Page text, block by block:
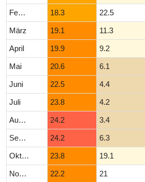
Februar 18.3 22.5
März 19.1 11.3
April 19.9 9.2
Mai 20.6 6.1
Juni 22.5 4.4
Juli 23.8 4.2
August 24.2 3.4
September 24.2 6.3
Oktober 23.8 19.1
November 22.2 21